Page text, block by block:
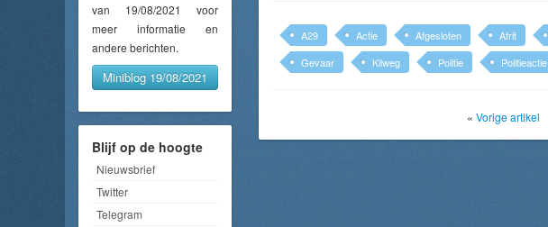
van 19/08/2021 voor
meer informatie en
andere berichten.
Miniblog 19/08/2021
Blijf op de hoogte
Nieuwsbrief
Twitter
Telegram
A29 Actie Afgesloten Afrit
Gevaar
Kilweg Politie Politieactie
« Vorige artikel